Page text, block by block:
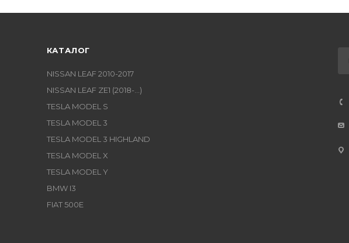
КАТАЛОГ
NISSAN LEAF 2010-2017
NISSAN LEAF ZE1 (2018-...)
TESLA MODEL S
TESLA MODEL 3
TESLA MODEL 3 HIGHLAND
TESLA MODEL X
TESLA MODEL Y
BMW I3
FIAT 500E